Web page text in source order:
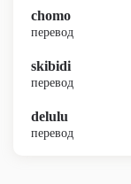
chomo
перевод
skibidi
перевод
delulu
перевод